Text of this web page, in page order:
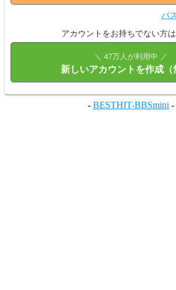
パ
アカウントをお持ちでない方
＼ 47万人が利用中 ／
新しいアカウントを作成（
- BESTHIT-BBSmini -